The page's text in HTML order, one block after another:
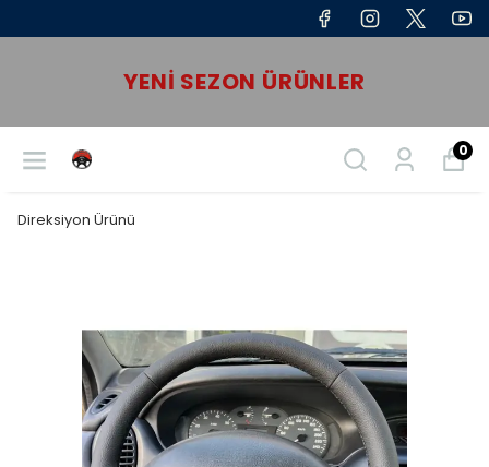
YENI SEZON ÜRÜNLER
0
Direksiyon Ürünü